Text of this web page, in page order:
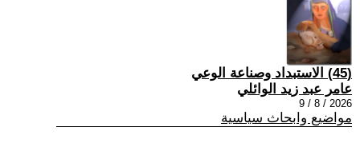
(45) الاستبداد وصناعة الوعي
عامر عبد زيد الوائلي
2026 / 8 / 9
مواضيع وابحاث سياسية